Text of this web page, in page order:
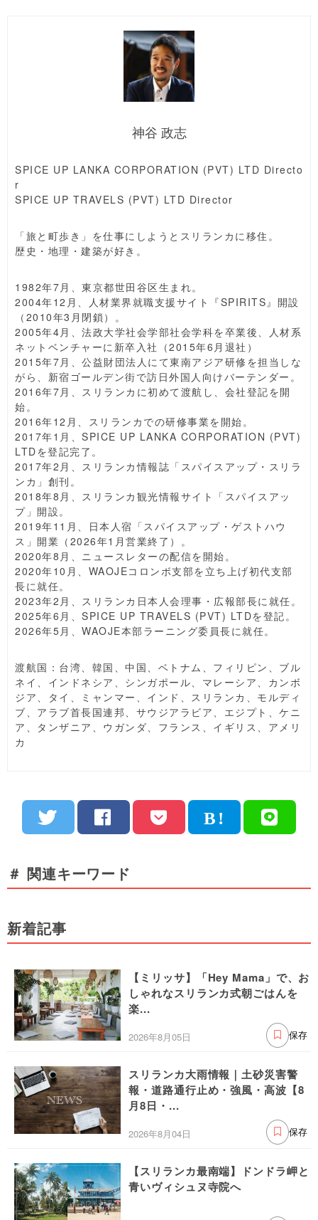
神谷 政志
SPICE UP LANKA CORPORATION (PVT) LTD Directo
r
SPICE UP TRAVELS (PVT) LTD Director
「旅と町歩き」を仕事にしようとスリランカに移住。
歴史・地理・建築が好き。
1982年7月、東京都世田谷区生まれ。
2004年12月、人材業界就職支援サイト『SPIRITS』開設
（2010年3月閉鎖）。
2005年4月、法政大学社会学部社会学科を卒業後、人材系
ネットベンチャーに新卒入社（2015年6月退社）
2015年7月、公益財団法人にて東南アジア研修を担当しな
がら、新宿ゴールデン街で訪日外国人向けバーテンダー。
2016年7月、スリランカに初めて渡航し、会社登記を開
始。
2016年12月、スリランカでの研修事業を開始。
2017年1月、SPICE UP LANKA CORPORATION (PVT)
LTDを登記完了。
2017年2月、スリランカ情報誌「スパイスアップ・スリラ
ンカ」創刊。
2018年8月、スリランカ観光情報サイト「スパイスアッ
プ」開設。
2019年11月、日本人宿「スパイスアップ・ゲストハウ
ス」開業（2026年1月営業終了）。
2020年8月、ニュースレターの配信を開始。
2020年10月、WAOJEコロンボ支部を立ち上げ初代支部
長に就任。
2023年2月、スリランカ日本人会理事・広報部長に就任。
2025年6月、SPICE UP TRAVELS (PVT) LTDを登記。
2026年5月、WAOJE本部ラーニング委員長に就任。
渡航国：台湾、韓国、中国、ベトナム、フィリピン、ブル
ネイ、インドネシア、シンガポール、マレーシア、カンボ
ジア、タイ、ミャンマー、インド、スリランカ、モルディ
ブ、アラブ首長国連邦、サウジアラビア、エジプト、ケニ
ア、タンザニア、ウガンダ、フランス、イギリス、アメリ
カ
＃ 関連キーワード
新着記事
【ミリッサ】「Hey Mama」で、お
しゃれなスリランカ式朝ごはんを
楽...
2026年8月05日 保存
スリランカ大雨情報｜土砂災害警
報・道路通行止め・強風・高波【8
月8日・...
2026年8月04日 保存
【スリランカ最南端】ドンドラ岬と
青いヴィシュヌ寺院へ